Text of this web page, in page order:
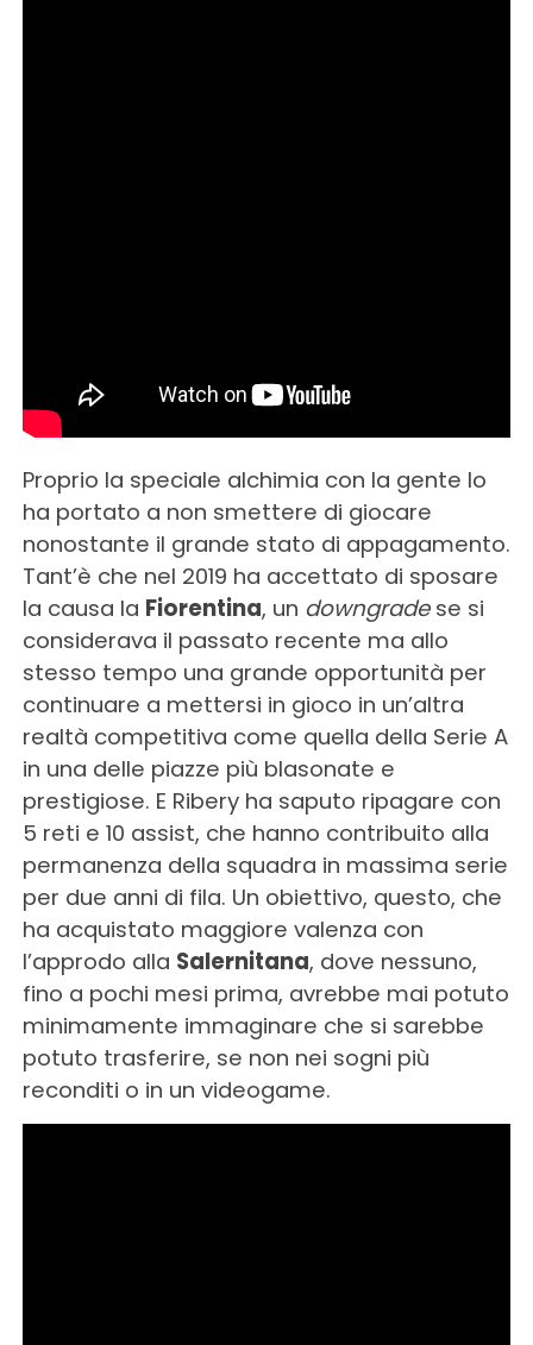
Proprio la speciale alchimia con la gente lo
ha portato a non smettere di giocare
nonostante il grande stato di appagamento.
Tant’è che nel 2019 ha accettato di sposare
la causa la Fiorentina, un downgrade se si
considerava il passato recente ma allo
stesso tempo una grande opportunità per
continuare a mettersi in gioco in un’altra
realtà competitiva come quella della Serie A
in una delle piazze più blasonate e
prestigiose. E Ribery ha saputo ripagare con
5 reti e 10 assist, che hanno contribuito alla
permanenza della squadra in massima serie
per due anni di fila. Un obiettivo, questo, che
ha acquistato maggiore valenza con
l’approdo alla Salernitana, dove nessuno,
fino a pochi mesi prima, avrebbe mai potuto
minimamente immaginare che si sarebbe
potuto trasferire, se non nei sogni più
reconditi o in un videogame.